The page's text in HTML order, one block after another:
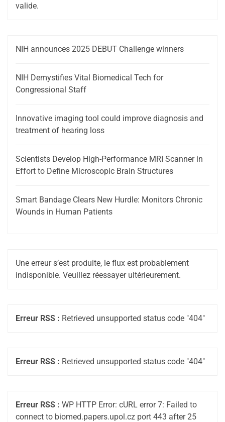
valide.
NIH announces 2025 DEBUT Challenge winners
NIH Demystifies Vital Biomedical Tech for
Congressional Staff
Innovative imaging tool could improve diagnosis and
treatment of hearing loss
Scientists Develop High-Performance MRI Scanner in
Effort to Define Microscopic Brain Structures
Smart Bandage Clears New Hurdle: Monitors Chronic
Wounds in Human Patients
Une erreur s’est produite, le flux est probablement
indisponible. Veuillez réessayer ultérieurement.
Erreur RSS : Retrieved unsupported status code "404"
Erreur RSS : Retrieved unsupported status code "404"
Erreur RSS : WP HTTP Error: cURL error 7: Failed to
connect to biomed.papers.upol.cz port 443 after 25